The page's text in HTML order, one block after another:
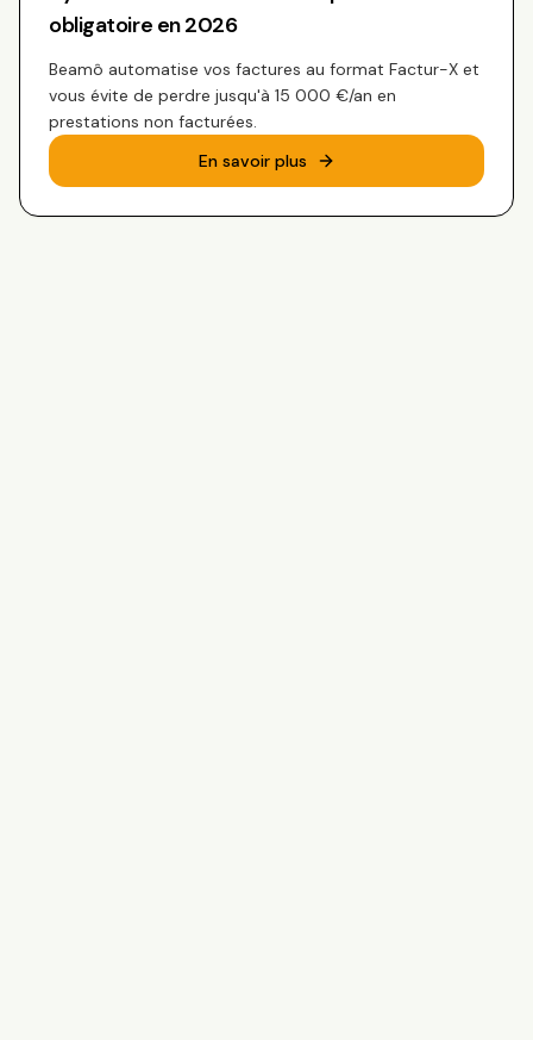
obligatoire en 2026
Beamô automatise vos factures au format Factur-X et
vous évite de perdre jusqu'à 15 000 €/an en
prestations non facturées.
En savoir plus